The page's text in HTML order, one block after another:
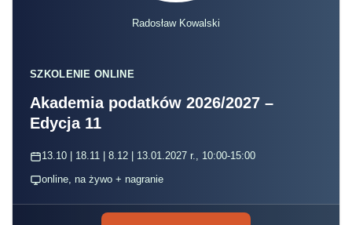
Radosław Kowalski
SZKOLENIE ONLINE
Akademia podatków 2026/2027 –
Edycja 11
13.10 | 18.11 | 8.12 | 13.01.2027 r., 10:00-15:00
online, na żywo + nagranie